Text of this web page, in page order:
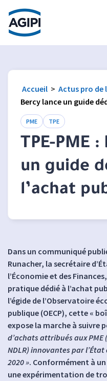
Accès au menu
Accès au contenu principal
Accueil > Actus pro de
Bercy lance un guide
PME TPE
TPE-PME
un guide
l’achat
Dans un communiqué
Runacher, la secrétaire
l’Économie et des
pratique dédié à l’achat
l’égide de l’Observatoire
publique (OECP), cette «
expose la marche à suivre
d’achats attribués aux
NDLR) innovantes par
2020 ». Conformément à
une expérimentation de